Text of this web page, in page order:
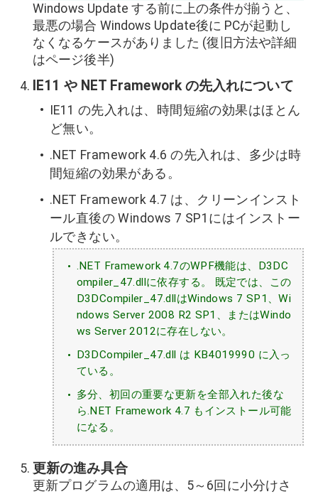
Windows Update する前に上の条件が揃うと、
最悪の場合 Windows Update後に PCが起動し
なくなるケースがありました (復旧方法や詳細
はページ後半)
IE11 や NET Framework の先入れについて
IE11 の先入れは、時間短縮の効果はほとん
ど無い。
.NET Framework 4.6 の先入れは、多少は時
間短縮の効果がある。
.NET Framework 4.7 は、クリーンインスト
ール直後の Windows 7 SP1にはインストー
ルできない。
.NET Framework 4.7のWPF機能は、D3DC
ompiler_47.dllに依存する。 既定では、この
D3DCompiler_47.dllはWindows 7 SP1、Wi
ndows Server 2008 R2 SP1、またはWindo
ws Server 2012に存在しない。
D3DCompiler_47.dll は KB4019990 に入っ
ている。
多分、初回の重要な更新を全部入れた後な
ら.NET Framework 4.7 もインストール可能
になる。
更新の進み具合
更新プログラムの適用は、5～6回に小分けさ